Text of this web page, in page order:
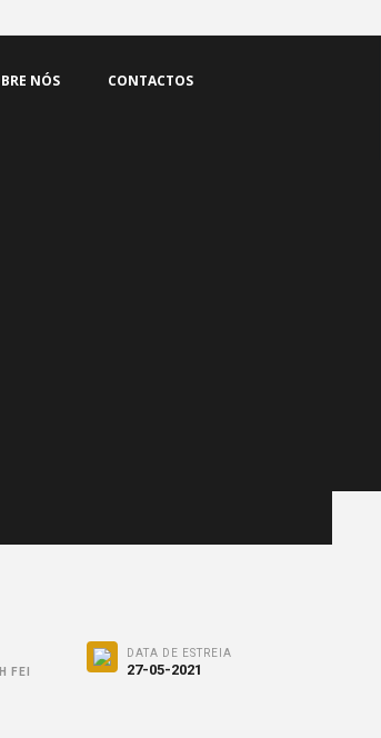
NÓS CONTACTOS
FEI
DATA DE ESTREIA
27-05-2021